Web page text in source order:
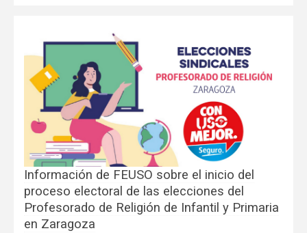
Información de FEUSO sobre el inicio del
proceso electoral de las elecciones del
Profesorado de Religión de Infantil y Primaria
en Zaragoza